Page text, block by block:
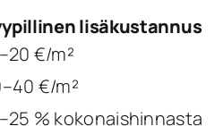
lisäkustannus
€/m²
€/m²
% kokonaishinnasta